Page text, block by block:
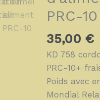
PRC-10
35,00 €
KD 758
PRC-10+
Poids avec
Mondial